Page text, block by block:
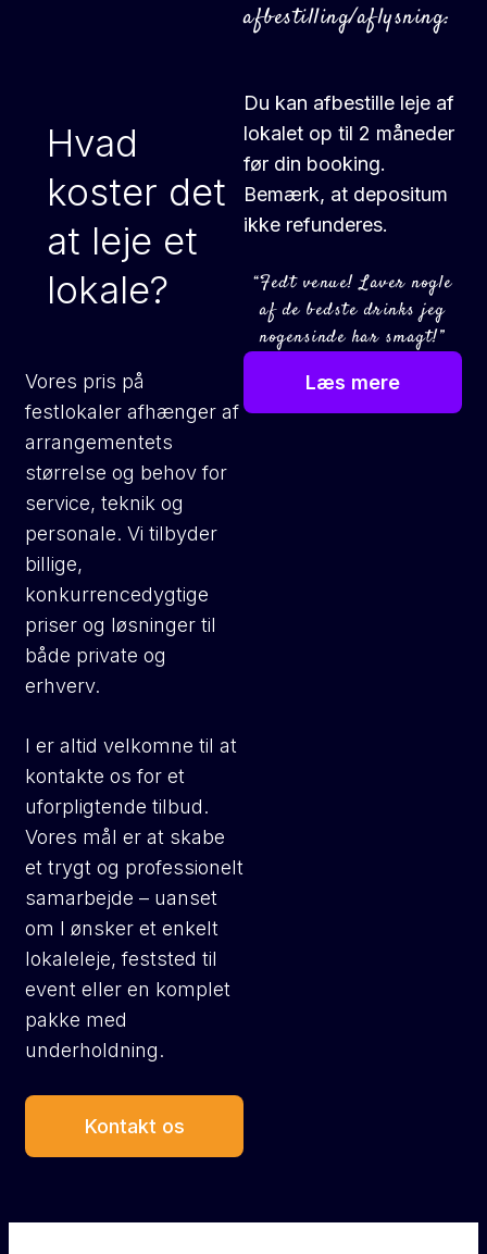
Hvad
koster det
at leje et
lokale?
Vores pris på
festlokaler afhænger af
arrangementets
størrelse og behov for
service, teknik og
personale. Vi tilbyder
billige,
konkurrencedygtige
priser og løsninger til
både private og
erhverv.
I er altid velkomne til at
kontakte os for et
uforpligtende tilbud.
Vores mål er at skabe
et trygt og professionelt
samarbejde – uanset
om I ønsker et enkelt
lokaleleje, feststed til
event eller en komplet
pakke med
underholdning.
Kontakt os
afbestilling/aflysning:
Du kan afbestille leje af
lokalet op til 2 måneder
før din booking.
Bemærk, at depositum
ikke refunderes.
“Fedt venue! Laver nogle
af de bedste drinks jeg
nogensinde har smagt!”
Læs mere